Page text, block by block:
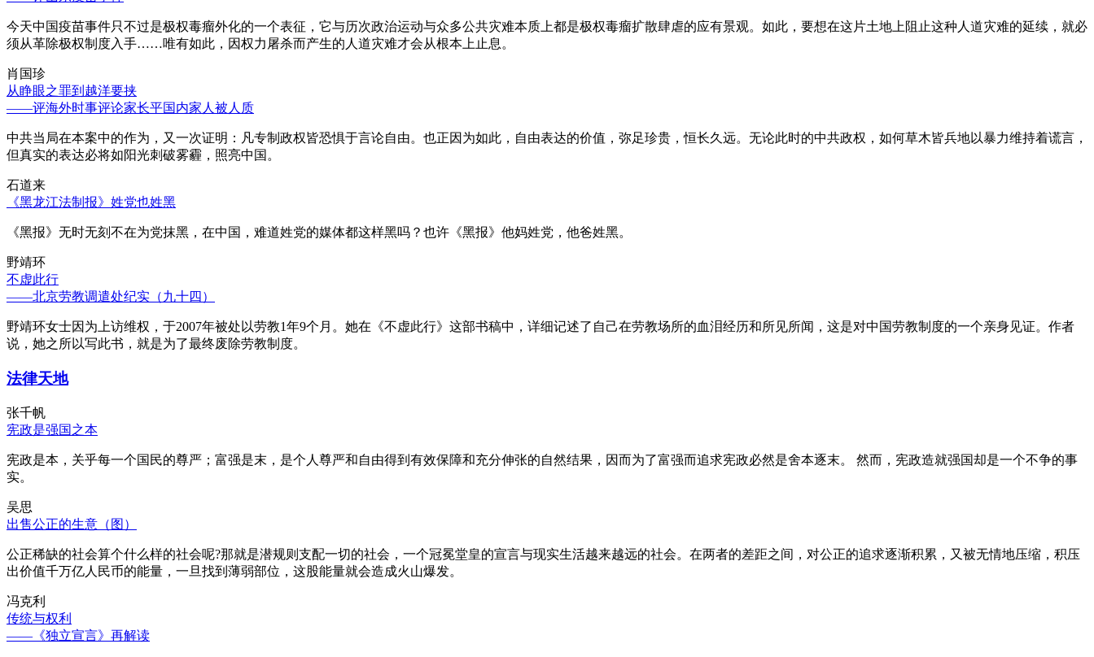
今天中国疫苗事件只不过是极权毒瘤外化的一个表征，它与历次政治运动与众多公共灾难本质上都是极权毒瘤扩散肆虐的应有景观。如此，要想在这片土地上阻止这种人道灾难的延续，就必
须从革除极权制度入手……唯有如此，因权力屠杀而产生的人道灾难才会从根本上止息。
肖国珍
从睁眼之罪到越洋要挟
——评海外时事评论家长平国内家人被人质
中共当局在本案中的作为，又一次证明：凡专制政权皆恐惧于言论自由。也正因为如此，自由表达的价值，弥足珍贵，恒长久远。无论此时的中共政权，如何草木皆兵地以暴力维持着谎言，
但真实的表达必将如阳光刺破雾霾，照亮中国。
石道来
《黑龙江法制报》姓党也姓黑
《黑报》无时无刻不在为党抹黑，在中国，难道姓党的媒体都这样黑吗？也许《黑报》他妈姓党，他爸姓黑。
野靖环
不虚此行
——北京劳教调遣处纪实（九十四）
野靖环女士因为上访维权，于2007年被处以劳教1年9个月。她在《不虚此行》这部书稿中，详细记述了自己在劳教场所的血泪经历和所见所闻，这是对中国劳教制度的一个亲身见证。作者
说，她之所以写此书，就是为了最终废除劳教制度。
法律天地
张千帆
宪政是强国之本
宪政是本，关乎每一个国民的尊严；富强是末，是个人尊严和自由得到有效保障和充分伸张的自然结果，因而为了富强而追求宪政必然是舍本逐末。 然而，宪政造就强国却是一个不争的事
实。
吴思
出售公正的生意（图）
公正稀缺的社会算个什么样的社会呢?那就是潜规则支配一切的社会，一个冠冕堂皇的宣言与现实生活越来越远的社会。在两者的差距之间，对公正的追求逐渐积累，又被无情地压缩，积压
出价值千万亿人民币的能量，一旦找到薄弱部位，这股能量就会造成火山爆发。
冯克利
传统与权利
——《独立宣言》再解读